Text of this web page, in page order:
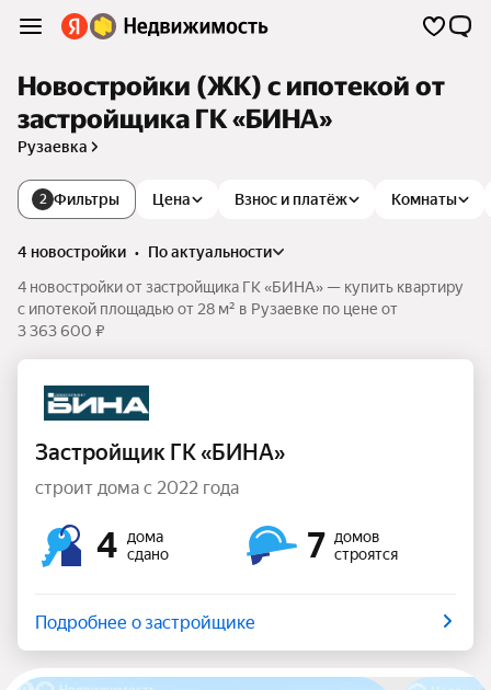
Новостройки (ЖК) с ипотекой от
застройщика ГК «БИНА»
Рузаевка
2 Фильтры Цена Взнос и платёж Комнаты
4 новостройки •
по актуальности
4 новостройки от застройщика ГК «БИНА» — купить квартиру
с ипотекой площадью от 28 м² в Рузаевке по цене от
3 363 600 ₽
Застройщик ГК «БИНА»
строит дома с 2022 года
4
дома
сдано
7 домов
строятся
Подробнее о застройщике